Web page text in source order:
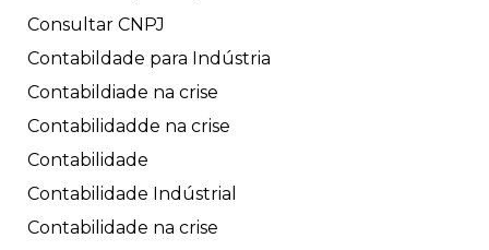
Consultar CNPJ
Contabildade para Indústria
Contabildiade na crise
Contabilidadde na crise
Contabilidade
Contabilidade Indústrial
Contabilidade na crise